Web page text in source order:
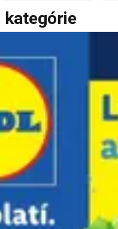
kategórie